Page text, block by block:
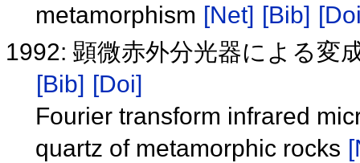
metamorphism [Net] [Bib]
1992: 顕微赤外分光器による変
[Bib] [Doi]
Fourier transform infrared
quartz of metamorphic rocks